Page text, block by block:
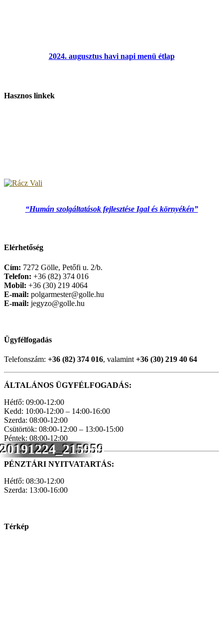
20191224_215959
2024. augusztus havi napi menü étlap
Hasznos linkek
“Humán szolgáltatások fejlesztése Igal és környékén”
Elérhetőség
Cím: 7272 Gölle, Petőfi u. 2/b.
Telefon: +36 (82) 374 016
Mobil: +36 (30) 219 4064
E-mail: polgarmester@golle.hu
E-mail: jegyzo@golle.hu
Ügyfélfogadás
Telefonszám: +36 (82) 374 016, valamint +36 (30) 219 40 64
ÁLTALÁNOS ÜGYFÉLFOGADÁS:
Hétfő: 09:00-12:00
Kedd: 10:00-12:00 – 14:00-16:00
Szerda: 08:00-12:00
Csütörtök: 08:00-12:00 – 13:00-15:00
Péntek: 08:00-12:00
PÉNZTÁRI NYITVATARTÁS:
Hétfő: 08:30-12:00
Szerda: 13:00-16:00
Térkép